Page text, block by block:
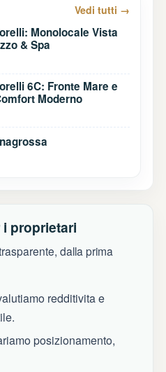
Vedi tutti →
Monolocale Vista
& Spa
6C: Fronte Mare e
Moderno
proprietari
dalla prima
redditivita e
posizionamento,